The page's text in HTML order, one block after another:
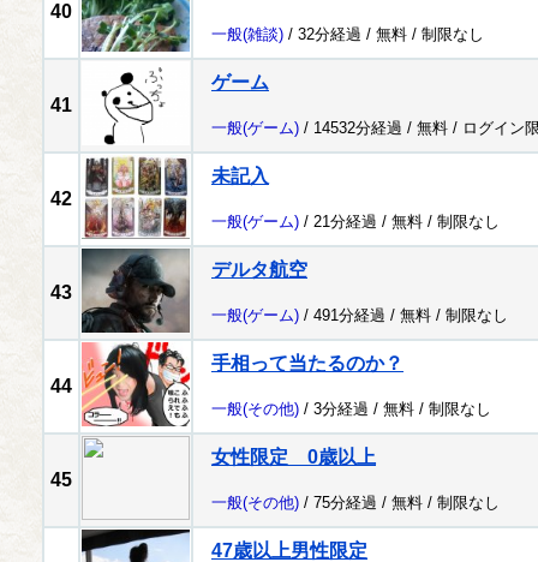
40
一般(雑談) / 32分経過 / 無料 / 制限なし
41
ゲーム
一般(ゲーム) / 14532分経過 / 無料 / ログイン
42
未記入
一般(ゲーム) / 21分経過 / 無料 / 制限なし
43
デルタ航空
一般(ゲーム) / 491分経過 / 無料 / 制限なし
44
手相って当たるのか？
一般(その他) / 3分経過 / 無料 / 制限なし
45
女性限定 0歳以上
一般(その他) / 75分経過 / 無料 / 制限なし
47歳以上男性限定